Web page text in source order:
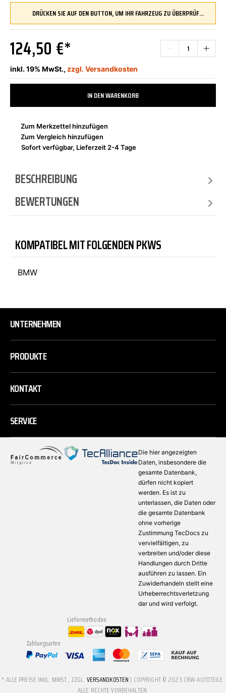
DRÜCKEN SIE AUF DEN BUTTON, UM IHR FAHRZEUG ZU ÜBERPRÜFEN UND SICHERZUSTELLEN, DASS DIESES TEIL KOMPATIBEL IST, BEVOR SIE ES BESTELLEN
124,50 €*
inkl. 19% MwSt., zzgl. Versandkosten
IN DEN WARENKORB
Zum Merkzettel hinzufügen
Zum Vergleich hinzufügen
Sofort verfügbar, Lieferzeit 2-4 Tage
BESCHREIBUNG
BEWERTUNGEN
KOMPATIBEL MIT FOLGENDEN PKWS
BMW
UNTERNEHMEN
PRODUKTE
KONTAKT
SERVICE
Die hier angezeigten
Daten, insbesondere die
gesamte Datenbank,
dürfen nicht kopiert
werden. Es ist zu
unterlassen, die Daten oder
die gesamte Datenbank
ohne vorherige
Zustimmung TecDocs zu
vervielfältigen, zu
verbreiten und/oder diese
Handlungen durch Dritte
ausführen zu lassen. Ein
Zuwiderhandeln stellt eine
Urheberrechtsverletzung
dar und wird verfolgt.
Liefermethoden
Zahlungsarten
* ALLE PREISE INKL. MWST., ZZGL. VERSANDKOSTEN | COPYRIGHT © 2023 CRW-AUTOTEILE.
ALLE RECHTE VORBEHALTEN.